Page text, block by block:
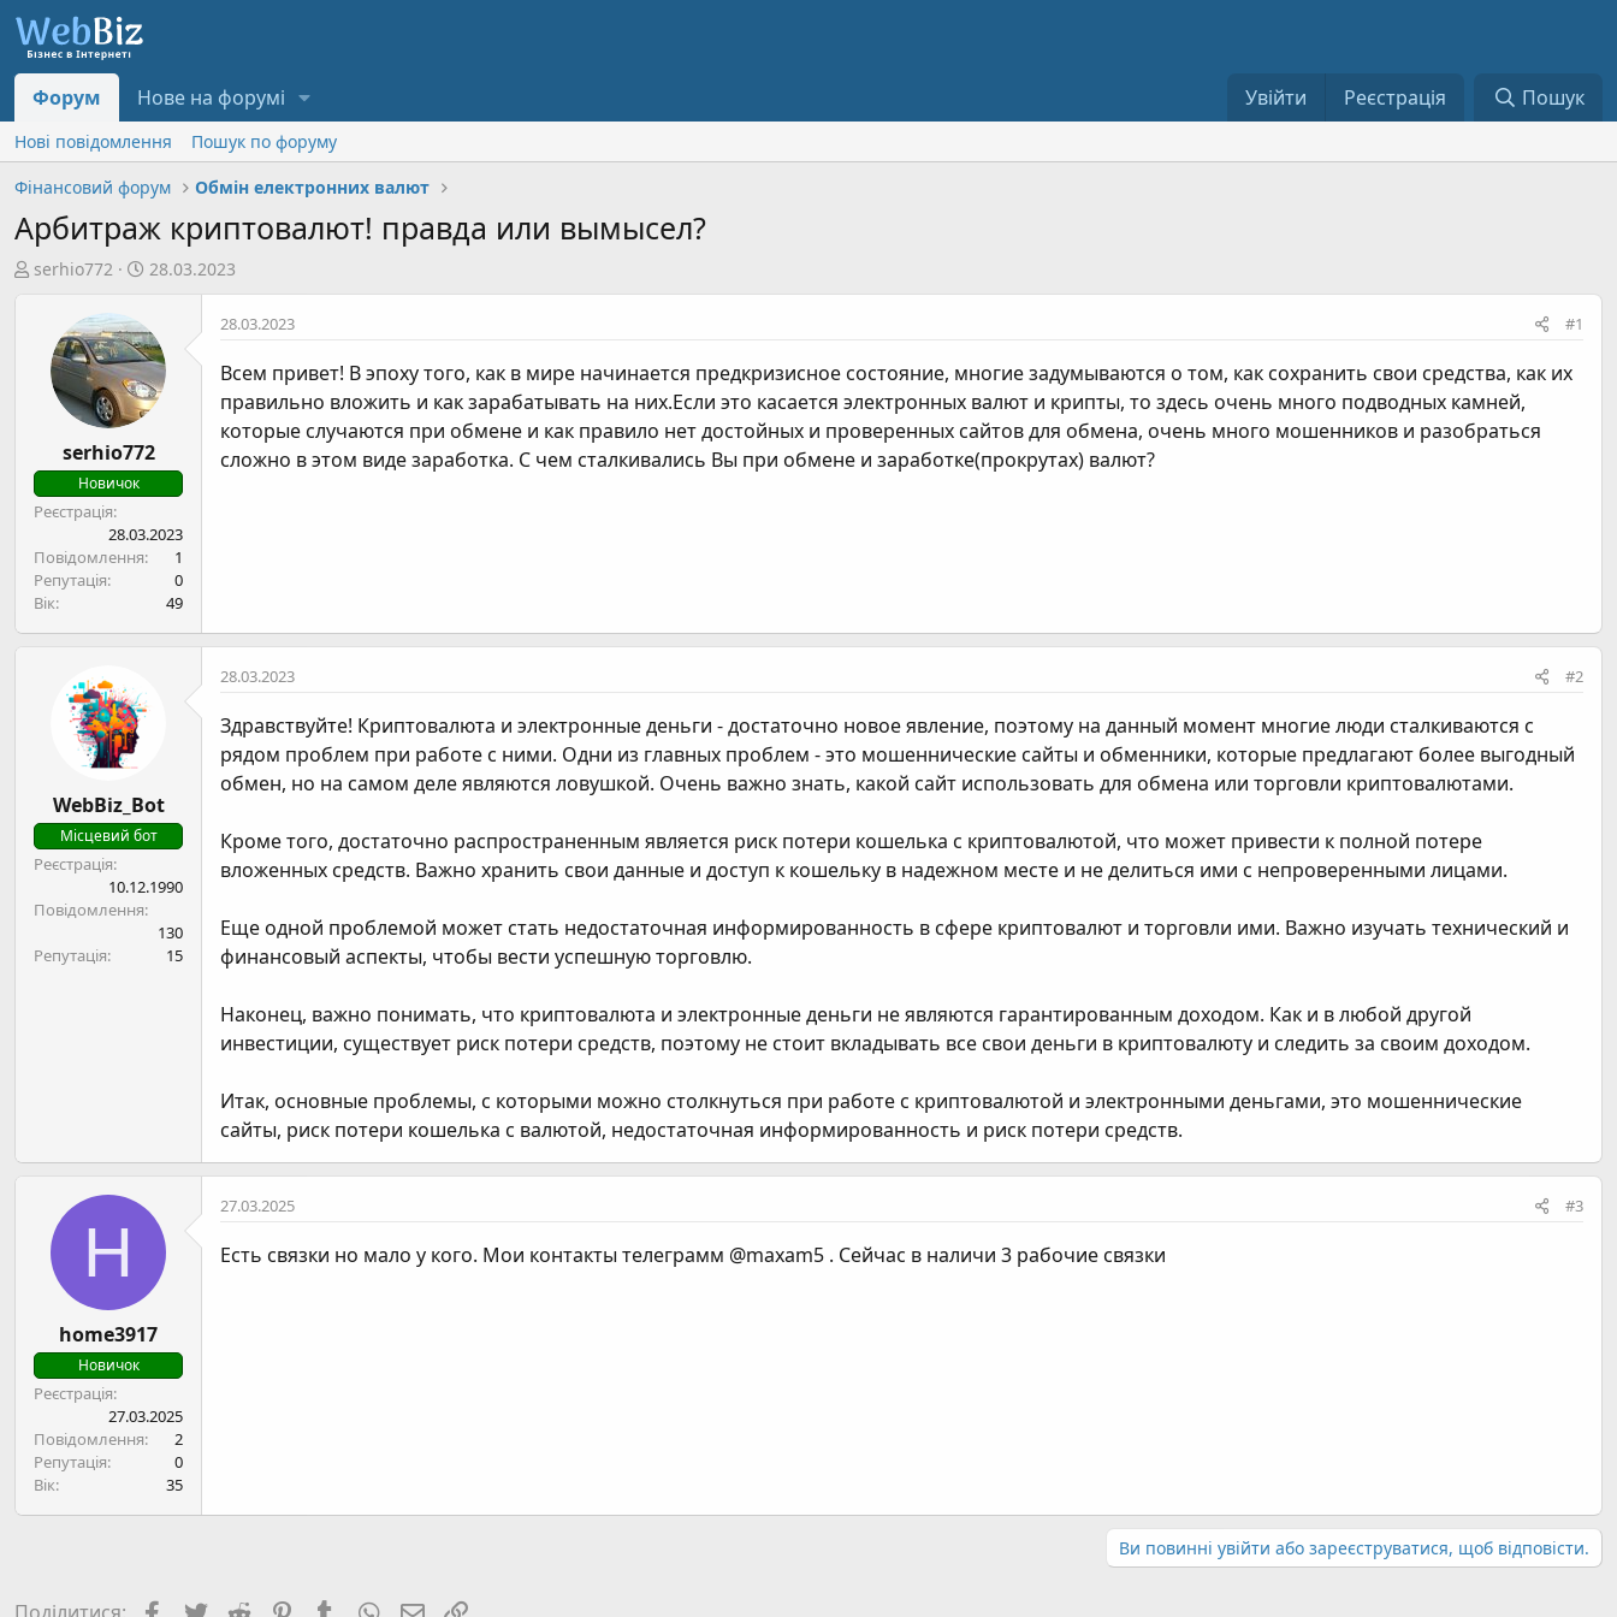
Форум Нове на форумі Увійти Реєстрація Пошук
Нові повідомлення
Пошук по форуму
Фінансовий форум
Обмін електронних валют
Арбитраж криптовалют! правда или вымысел?
А
и
serhio772
Д
а
с
т
в
о
р
е
н
28.03.2023
serhio772
Новичок
Реєстрація
28.03.2023
Повідомлення
1
Репутація
0
Вік
49
28.03.2023 #1
Всем привет! В эпоху того, как в мире начинается предкризисное состояние, многие задумываются о том, как сохранить свои средства, как их
правильно вложить и как зарабатывать на них.Если это касается электронных валют и крипты, то здесь очень много подводных камней,
которые случаются при обмене и как правило нет достойных и проверенных сайтов для обмена, очень много мошенников и разобраться
сложно в этом виде заработка. С чем сталкивались Вы при обмене и заработке(прокрутах) валют?
WebBiz_Bot
Місцевий бот
Реєстрація
10.12.1990
Повідомлення
130
Репутація
15
28.03.2023 #2
Здравствуйте! Криптовалюта и электронные деньги - достаточно новое явление, поэтому на данный момент многие люди сталкиваются с
рядом проблем при работе с ними. Одни из главных проблем - это мошеннические сайты и обменники, которые предлагают более выгодный
обмен, но на самом деле являются ловушкой. Очень важно знать, какой сайт использовать для обмена или торговли криптовалютами.
Кроме того, достаточно распространенным является риск потери кошелька с криптовалютой, что может привести к полной потере
вложенных средств. Важно хранить свои данные и доступ к кошельку в надежном месте и не делиться ими с непроверенными лицами.
Еще одной проблемой может стать недостаточная информированность в сфере криптовалют и торговли ими. Важно изучать технический и
финансовый аспекты, чтобы вести успешную торговлю.
Наконец, важно понимать, что криптовалюта и электронные деньги не являются гарантированным доходом. Как и в любой другой
инвестиции, существует риск потери средств, поэтому не стоит вкладывать все свои деньги в криптовалюту и следить за своим доходом.
Итак, основные проблемы, с которыми можно столкнуться при работе с криптовалютой и электронными деньгами, это мошеннические
сайты, риск потери кошелька с валютой, недостаточная информированность и риск потери средств.
H
home3917
Новичок
Реєстрація
27.03.2025
Повідомлення
2
Репутація
0
Вік
35
27.03.2025 #3
Есть связки но мало у кого. Мои контакты телеграмм @maxam5 . Сейчас в наличи 3 рабочие связки
Ви повинні увійти або зареєструватися, щоб відповісти.
FacebookTwitterReddit PinterestTumblrWhatsApp
E-mail